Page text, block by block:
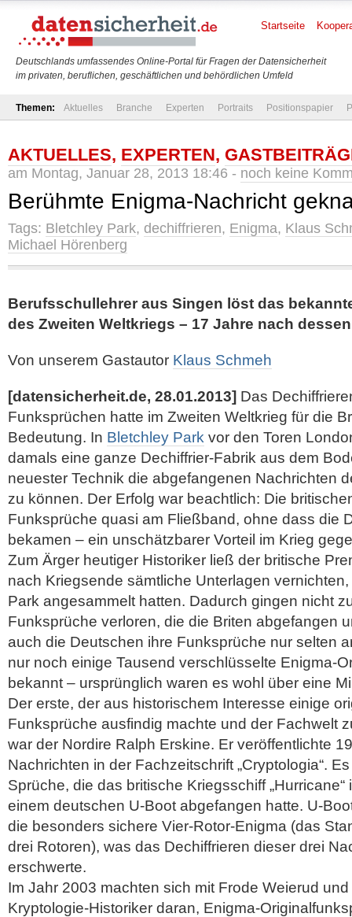
Deutschlands umfassendes Online-Portal für Fragen der Datensicherheit
im privaten, beruflichen, geschäftlichen und behördlichen Umfeld
Startseite
Themen: Aktuelles Branche Experten Portraits Positionspapier
AKTUELLES, EXPERTEN,
am Montag, Januar 28, 2013 18:46 - noch keine
Berühmte Enigma-Nachricht
Tags: Bletchley Park, dechiffrieren, Enigma, Klaus
Michael Hörenberg
Berufsschullehrer aus Singen löst das
des Zweiten Weltkriegs – 17 Jahre nach
Von unserem Gastautor Klaus Schmeh
[datensicherheit.de, 28.01.2013] Das
Funksprüchen hatte im Zweiten Weltkrieg für die
Bedeutung. In Bletchley Park vor den Toren
damals eine ganze Dechiffrier-Fabrik aus dem
neuester Technik die abgefangenen Nachrichten
zu können. Der Erfolg war beachtlich: Die
Funksprüche quasi am Fließband, ohne dass die
bekamen – ein unschätzbarer Vorteil im Krieg
Zum Ärger heutiger Historiker ließ der britische
nach Kriegsende sämtliche Unterlagen
Park angesammelt hatten. Dadurch gingen nicht
Funksprüche verloren, die die Briten abgefangen
auch die Deutschen ihre Funksprüche nur selten
nur noch einige Tausend verschlüsselte Enigma-
bekannt – ursprünglich waren es wohl über eine
Der erste, der aus historischem Interesse einige
Funksprüche ausfindig machte und der Fachwelt
war der Nordire Ralph Erskine. Er veröffentlichte
Nachrichten in der Fachzeitschrift „Cryptologia“.
Sprüche, die das britische Kriegsschiff
einem deutschen U-Boot abgefangen hatte. U-
die besonders sichere Vier-Rotor-Enigma (das
drei Rotoren), was das Dechiffrieren dieser drei
erschwerte.
Im Jahr 2003 machten sich mit Frode Weierud
Kryptologie-Historiker daran, Enigma-